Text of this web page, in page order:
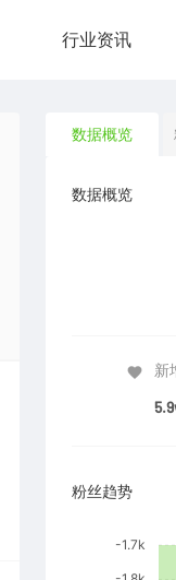
行业资讯
数据概览
数据概览
新
粉丝趋势